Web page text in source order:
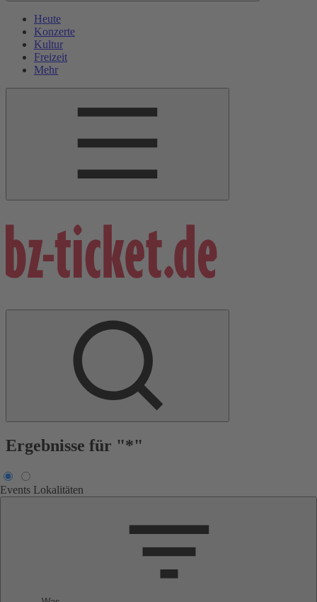
Heute
Konzerte
Kultur
Freizeit
Mehr
Ergebnisse für "*"
Events Lokalitäten